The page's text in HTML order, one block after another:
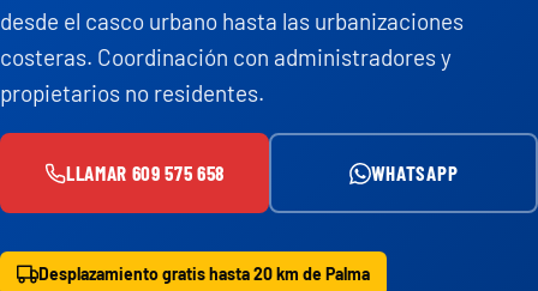
desde el casco urbano hasta las urbanizaciones
costeras. Coordinación con administradores y
propietarios no residentes.
LLAMAR 609 575 658 WHATSAPP
Desplazamiento gratis hasta 20 km de Palma